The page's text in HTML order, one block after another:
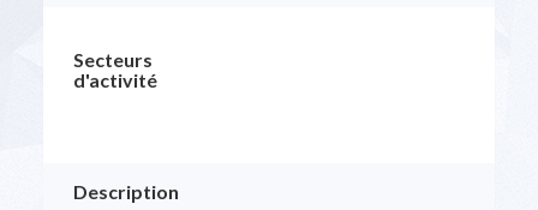
Secteurs
d'activité
Description